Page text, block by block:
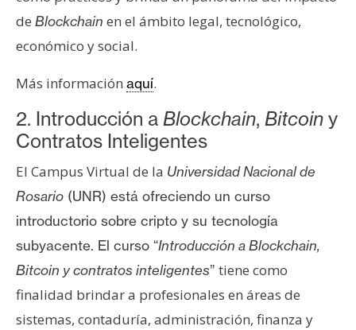
r
e
s
e
m
a
R
e
de Blockchain en el ámbito legal, tecnológico,
económico y social.
Más información aquí.
2. Introducción a Blockchain, Bitcoin y
Contratos Inteligentes
El Campus Virtual de la Universidad Nacional de
Rosario (UNR) está ofreciendo un curso
introductorio sobre cripto y su tecnología
subyacente. El curso “Introducción a Blockchain,
Bitcoin y contratos inteligentes” tiene como
finalidad brindar a profesionales en áreas de
sistemas, contaduría, administración, finanza y